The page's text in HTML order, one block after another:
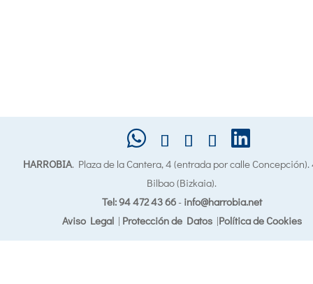
HARROBIA. Plaza de la Cantera, 4 (entrada por calle
Bilbao (Bizkaia).
Tel: 94 472 43 66- info@harrobia.net
Aviso Legal| Protección de Datos|Política de Cookies